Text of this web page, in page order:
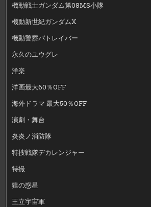
機動戦士ガンダム第08MS小隊
機動新世紀ガンダムX
機動警察パトレイバー
永久のユウグレ
洋楽
洋画最大60％OFF
海外ドラマ 最大50％OFF
演劇・舞台
炎炎ノ消防隊
特捜戦隊デカレンジャー
特撮
猿の惑星
王立宇宙軍